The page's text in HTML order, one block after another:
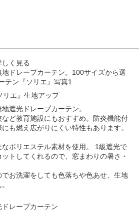
く見る
ドレープカーテン。100サイズから選
遮光ドレープカーテン。
ど教育施設にもおすすめ。防炎機能付
も燃え広がりにくい特性もあります。
ポリエステル素材を使用。 1級遮光で
トしてくれるので、窓まわりの暑さ・
お洗濯をしても色落ちや色あせ、生地
レープカーテン